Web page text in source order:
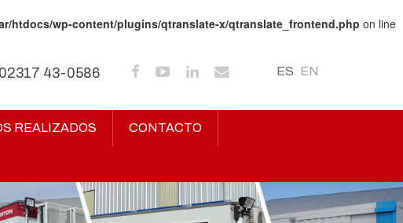
htdocs/wp-content/plugins/qtranslate-x/qtranslate_frontend.php on line
ES EN
02317 43-0586
REALIZADOS CONTACTO